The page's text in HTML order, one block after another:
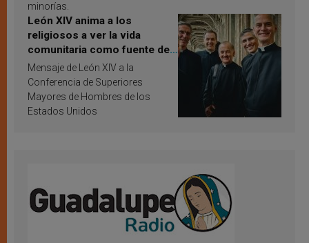
minorías.
León XIV anima a los
religiosos a ver la vida
comunitaria como fuente de
inspiración y santificación
Mensaje de León XIV a la
Conferencia de Superiores
Mayores de Hombres de los
Estados Unidos